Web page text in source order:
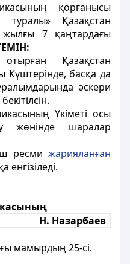
қорғанысы
Қазақстан
жылғы 7 қаңтардағы
Қазақстан
Күштерінде, басқа да
әскери
бекітілсін.
Үкіметі осы
жөнінде шаралар
ресми жарияланған
енгізіледі.
Н. Назарбаев
мамырдың25-сі.